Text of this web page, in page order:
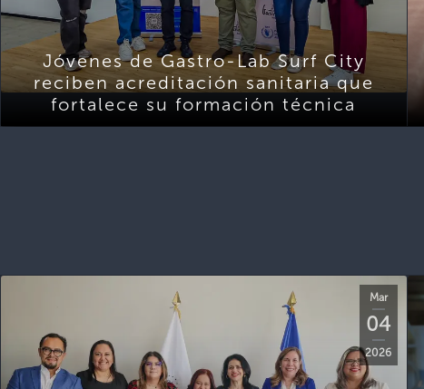
Jóvenes de Gastro-Lab Surf City
reciben acreditación sanitaria que
fortalece su formación técnica
Mar
04
2026